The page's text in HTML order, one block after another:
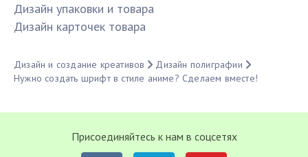
Дизайн упаковки и товара
Дизайн карточек товара
Дизайн и создание креативов
Дизайн полиграфии
Нужно создать шрифт в стиле аниме? Сделаем вместе!
Присоединяйтесь к нам в соцсетях